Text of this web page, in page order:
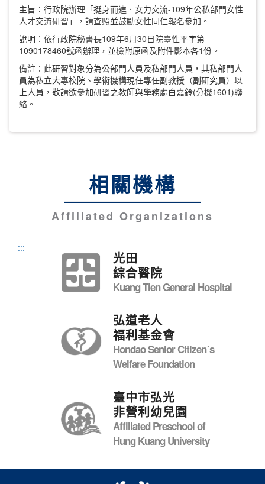
主旨：行政院辦理「挺身而進．女力交流-109年公私部門女性
人才交流研習」，請查照並鼓勵女性同仁報名參加。
說明：依行政院秘書長109年6月30日院臺性平字第
1090178460號函辦理，並檢附原函及附件影本各1份。
備註：此研習對象分為公部門人員及私部門人員，其私部門人
員為私立大專校院、學術機構現任專任副教授（副研究員）以
上人員，敬請欲參加研習之教師與學務處白嘉鈴(分機1601)聯
絡。
相關機構
Affiliated Organizations
:::
光田
綜合醫院
Kuang Tien General Hospital
弘道老人
福利基金會
Hondao Senior Citizenˊs
Welfare Foundation
臺中市弘光
非營利幼兒園
Affiliated Preschool of
Hung Kuang University